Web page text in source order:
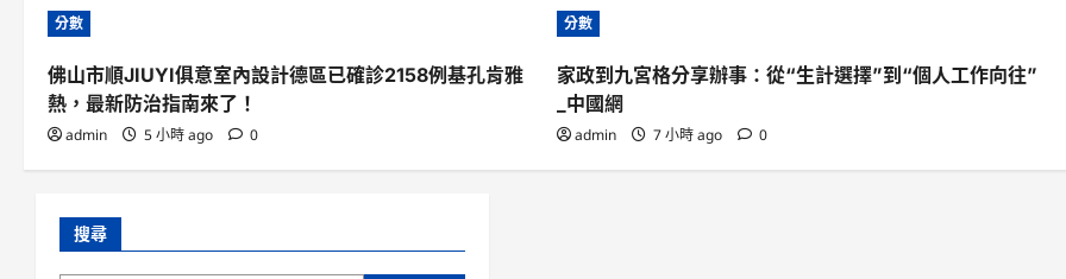
分數
佛山市順JIUYI俱意室內設計德區已確診2158例基孔肯雅
熱，最新防治指南來了！
admin 5 小時 ago 0
分數
家政到九宮格分享辦事：從“生計選擇”到“個人工作向往”
_中國網
admin 7 小時 ago 0
搜尋